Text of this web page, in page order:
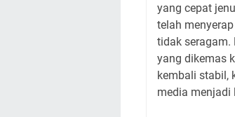
yang cepat
telah
tidak seragam.
yang dikemas
kembali stabil,
media menjadi